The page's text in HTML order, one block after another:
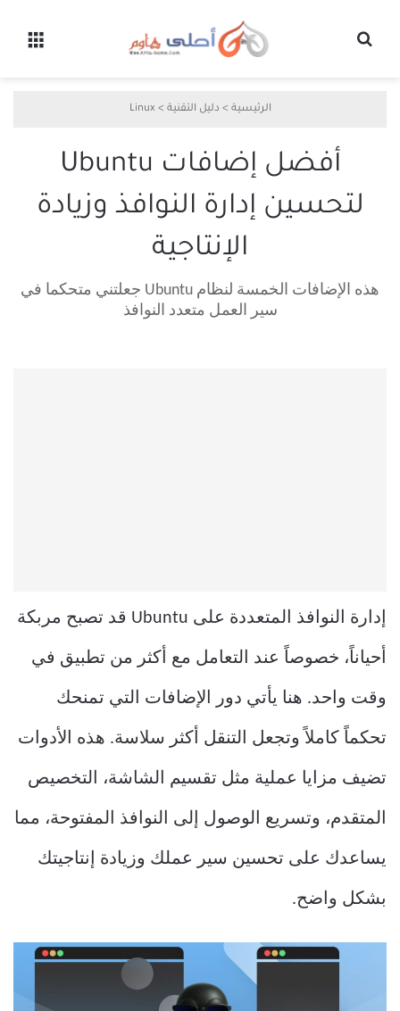
الرئيسية > دليل التقنية >
Linux
أفضل إضافات Ubuntu
لتحسين إدارة النوافذ وزيادة
الإنتاجية
هذه الإضافات الخمسة لنظام Ubuntu جعلتني متحكما في
سير العمل متعدد النوافذ
إدارة النوافذ المتعددة على Ubuntu قد تصبح مربكة
أحياناً، خصوصاً عند التعامل مع أكثر من تطبيق في
وقت واحد. هنا يأتي دور الإضافات التي تمنحك
تحكماً كاملاً وتجعل التنقل أكثر سلاسة. هذه الأدوات
تضيف مزايا عملية مثل تقسيم الشاشة، التخصيص
المتقدم، وتسريع الوصول إلى النوافذ المفتوحة، مما
يساعدك على تحسين سير عملك وزيادة إنتاجيتك
بشكل واضح.